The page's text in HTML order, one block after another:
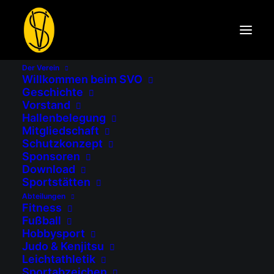
Der Verein
Willkommen beim SVO
Geschichte
Vorstand
Hallenbelegung
Mitgliedschaft
Schutzkonzept
Sponsoren
Download
Sportstätten
Abteilungen
Fitness
Fußball
Hobbysport
Judo & Kenjitsu
Leichtathletik
NEUE KOLLEKTION - ERIMA
CELEBRATE 125
Startseite
Neue Kollektion – Erima Celebrate 125